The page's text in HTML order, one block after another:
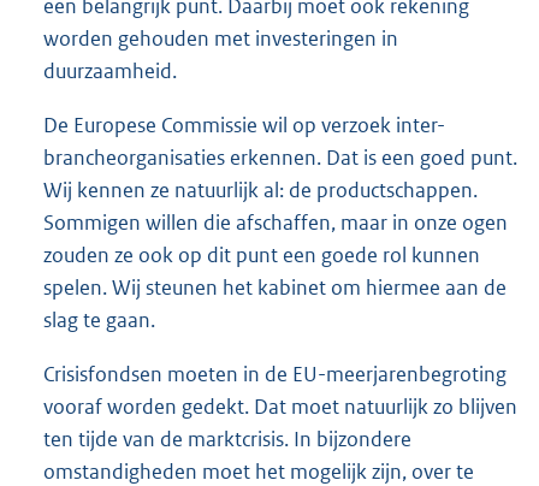
een belangrijk punt. Daarbij moet ook rekening
worden gehouden met investeringen in
duurzaamheid.
De Europese Commissie wil op verzoek inter-
brancheorganisaties erkennen. Dat is een goed punt.
Wij kennen ze natuurlijk al: de productschappen.
Sommigen willen die afschaffen, maar in onze ogen
zouden ze ook op dit punt een goede rol kunnen
spelen. Wij steunen het kabinet om hiermee aan de
slag te gaan.
Crisisfondsen moeten in de EU-meerjarenbegroting
vooraf worden gedekt. Dat moet natuurlijk zo blijven
ten tijde van de marktcrisis. In bijzondere
omstandigheden moet het mogelijk zijn, over te